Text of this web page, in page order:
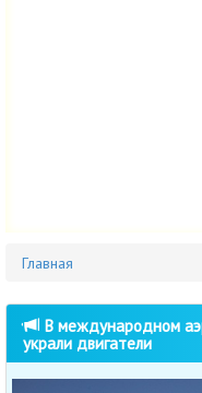
Главная
В международном
украли двигатели